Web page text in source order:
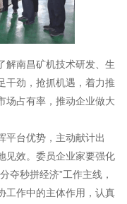
南昌矿机技术研发、生
干劲，抢抓机遇，着力推
场占有率，推动企业做大
台优势，主动献计出
见效。委员企业家要强化
夺秒拼经济”工作主线，
工作中的主体作用，认真